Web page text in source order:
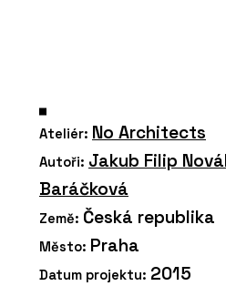
Ateliér: No Architects
Autoři: Jakub Filip
Baráčková
Země: Česká republika
Město: Praha
Datum projektu: 2015